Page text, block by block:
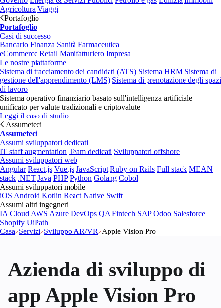
Agricoltura Viaggi
Portafoglio
Portafoglio
Casi di successo
Bancario Finanza Sanità Farmaceutica
eCommerce Retail Manifatturiero Impresa
Le nostre piattaforme
Sistema di tracciamento dei candidati (ATS) Sistema HRM Sistema di
gestione dell'apprendimento (LMS) Sistema di prenotazione degli spazi
di lavoro
Sistema operativo finanziario basato sull'intelligenza artificiale
unificato per valute tradizionali e criptovalute
Leggi il caso di studio
Assumeteci
Assumeteci
Assumi sviluppatori dedicati
IT staff augmentation Team dedicati Sviluppatori offshore
Assumi sviluppatori web
Angular React.js Vue.js JavaScript Ruby on Rails Full stack MEAN
stack .NET Java PHP Python Golang Cobol
Assumi sviluppatori mobile
iOS Android Kotlin React Native Swift
Assumi altri ingegneri
IA Cloud AWS Azure DevOps QA Fintech SAP Odoo Salesforce
Shopify UiPath
Casa Servizi Sviluppo AR/VR Apple Vision Pro
Azienda di sviluppo di
app Apple Vision Pro